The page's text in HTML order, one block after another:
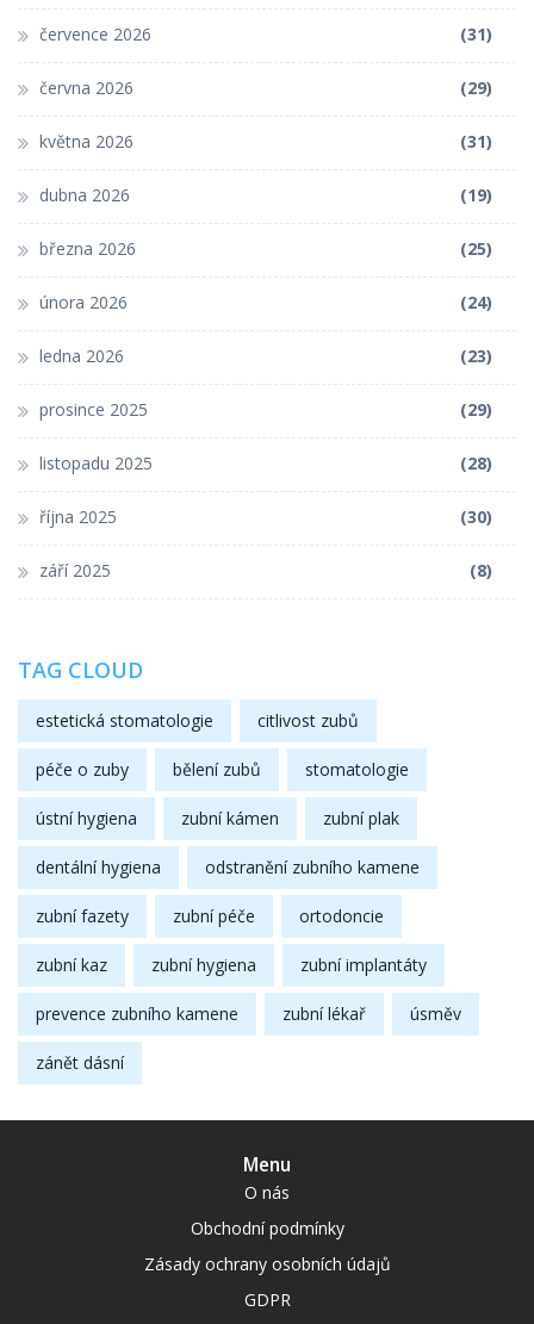
července 2026 (31)
června 2026 (29)
května 2026 (31)
dubna 2026 (19)
března 2026 (25)
února 2026 (24)
ledna 2026 (23)
prosince 2025 (29)
listopadu 2025 (28)
října 2025 (30)
září 2025 (8)
TAG CLOUD
estetická stomatologie citlivost zubů
péče o zuby bělení zubů stomatologie
ústní hygiena zubní kámen zubní plak
dentální hygiena odstranění zubního kamene
zubní fazety zubní péče ortodoncie
zubní kaz zubní hygiena zubní implantáty
prevence zubního kamene zubní lékař úsměv
zánět dásní
Menu
O nás
Obchodní podmínky
Zásady ochrany osobních údajů
GDPR